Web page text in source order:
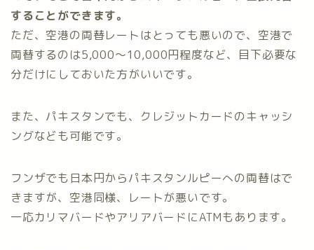
することができます。
ただ、空港の両替レートはとっても悪いので、空港で
両替するのは5,000〜10,000円程度など、目下必要な
分だけにしておいた方がいいです。
また、パキスタンでも、クレジットカードのキャッシ
ングなども可能です。
フンザでも日本円からパキスタンルピーへの両替はで
きますが、空港同様、レートが悪いです。
一応カリマバードやアリアバードにATMもあります。